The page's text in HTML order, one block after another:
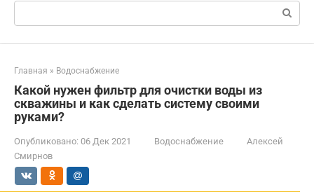
Поиск:
Главная » Водоснабжение
Какой нужен фильтр для очистки воды из
скважины и как сделать систему своими
руками?
Опубликовано: 06 Дек 2021 Водоснабжение
Алексей
Смирнов